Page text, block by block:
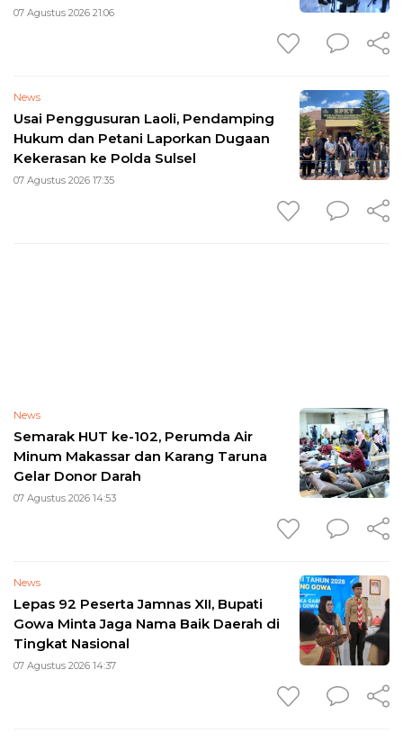
07 Agustus 2026 21:06
News
Usai Penggusuran Laoli, Pendamping
Hukum dan Petani Laporkan Dugaan
Kekerasan ke Polda Sulsel
07 Agustus 2026 17:35
News
Semarak HUT ke-102, Perumda Air
Minum Makassar dan Karang Taruna
Gelar Donor Darah
07 Agustus 2026 14:53
News
Lepas 92 Peserta Jamnas XII, Bupati
Gowa Minta Jaga Nama Baik Daerah di
Tingkat Nasional
07 Agustus 2026 14:37